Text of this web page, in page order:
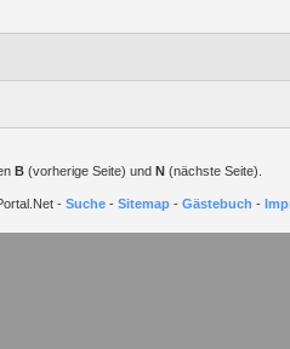
B (vorherige Seite) und N (nächste Seite).
- Suche - Sitemap - Gästebuch -